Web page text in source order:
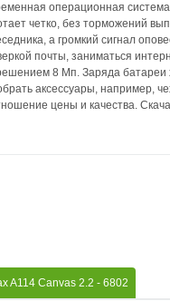
операционная
четко, без торможений
а громкий сигнал
почты, заниматься
8 Мп. Заряда батареи
аксессуары, например,
цены и качества.
A114 Canvas 2.2 - 6802